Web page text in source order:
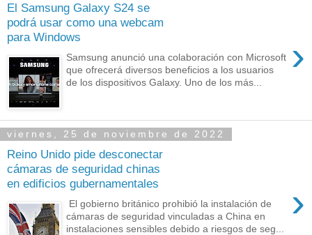
El Samsung Galaxy S24 se
podrá usar como una webcam
para Windows
›
Samsung anunció una colaboración con Microsoft
que ofrecerá diversos beneficios a los usuarios
de los dispositivos Galaxy. Uno de los más...
viernes, 25 de noviembre de 2022
Reino Unido pide desconectar
cámaras de seguridad chinas
en edificios gubernamentales
›
El gobierno británico prohibió la instalación de
cámaras de seguridad vinculadas a China en
instalaciones sensibles debido a riesgos de seg...